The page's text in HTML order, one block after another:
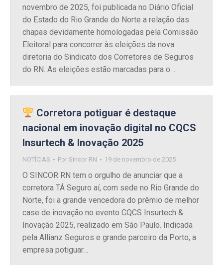
novembro de 2025, foi publicada no Diário Oficial
do Estado do Rio Grande do Norte a relação das
chapas devidamente homologadas pela Comissão
Eleitoral para concorrer às eleições da nova
diretoria do Sindicato dos Corretores de Seguros
do RN. As eleições estão marcadas para o…
Corretora potiguar é destaque
nacional em inovação digital no CQCS
Insurtech & Inovação 2025
NOTÍCIAS Por Sincor RN 19 de novembro de 2025
O SINCOR RN tem o orgulho de anunciar que a
corretora TÁ Seguro aí, com sede no Rio Grande do
Norte, foi a grande vencedora do prêmio de melhor
case de inovação no evento CQCS Insurtech &
Inovação 2025, realizado em São Paulo. Indicada
pela Allianz Seguros e grande parceiro da Porto, a
empresa potiguar…